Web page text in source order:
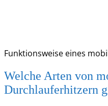
Funktionsweise eines
Welche Arten von
Durchlauferhitzern